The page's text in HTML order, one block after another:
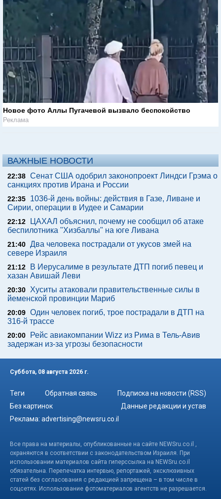
Новое фото Аллы Пугачевой вызвало беспокойство
Реклама
ВАЖНЫЕ НОВОСТИ
22:38 Сенат США одобрил законопроект Линдси Грэма о
санкциях против Ирана и России
22:35
1036-й день войны: действия в Газе, Ливане и
Сирии, операции в Иудее и Самарии
22:12
ЦАХАЛ объяснил, почему не сообщил об атаке
беспилотника "Хизбаллы" на юге Ливана
21:40 Два человека пострадали от укусов змей на
севере Израиля
21:12
В Иерусалиме в результате ДТП погиб певец и
хазан Авишай Леви
20:30 Хуситы атаковали правительственные силы в
йеменской провинции Мариб
20:09 Один человек погиб, трое пострадали в ДТП на
316-й трассе
20:00
Рейс авиакомпании Wizz из Рима в Тель-Авив
задержан из-за угрозы безопасности
Суббота, 08 августа 2026 г.
Теги Обратная связь
Подписка на новости (RSS)
Без картинок
Данные редакции и устав
Реклама: advertising@newsru.co.il
Все права на материалы, опубликованные на сайте NEWSru.co.il ,
охраняются в соответствии с законодательством Израиля. При
использовании материалов сайта гиперссылка на NEWSru.co.il
обязательна. Перепечатка интервью, репортажей, эксклюзивных
статей без согласования с редакцией запрещена – в том числе в
соцсетях. Использование фотоматериалов агентств не разрешается.